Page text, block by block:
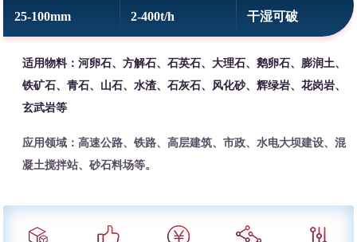
25-100mm 2-400t/h 干湿可破
适用物料：河卵石、方解石、石英石、大理石、鹅卵石、膨润土、
铁矿石、青石、山石、水渣、石灰石、风化砂、辉绿岩、花岗岩、
玄武岩等
应用领域：高速公路、铁路、高层建筑、市政、水电大坝建设、混
凝土搅拌站、砂石料场等。